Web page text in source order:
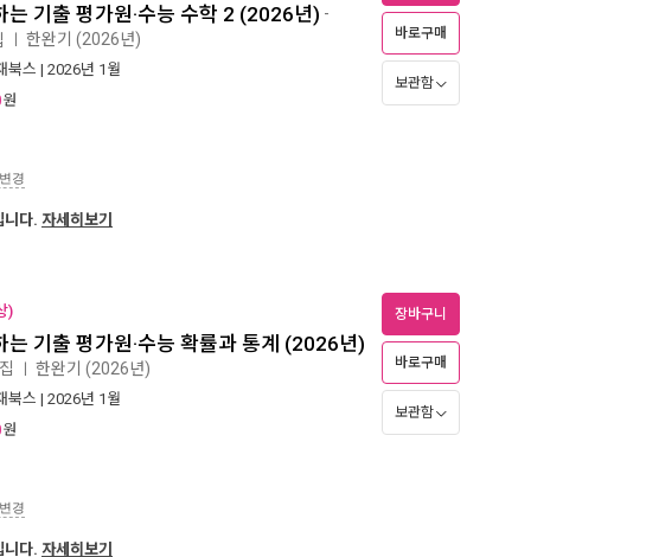
기출 평가원·수능 수학 2 (2026년) -
한완기 (2026년)
북스 | 2026년 1월
원
경
바로구매
보관함
니다. 자세히보기
)
기출 평가원·수능 확률과 통계 (2026년)
한완기 (2026년)
북스 | 2026년 1월
원
경
장바구니
바로구매
보관함
니다. 자세히보기